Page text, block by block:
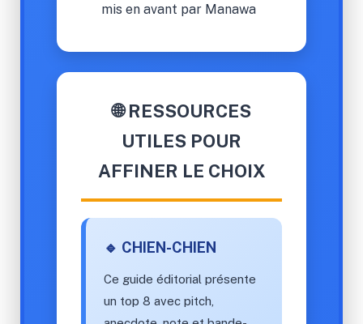
mis en avant par Manawa
🌐 RESSOURCES
UTILES POUR
AFFINER LE CHOIX
🔹 CHIEN-CHIEN
Ce guide éditorial présente
un top 8 avec pitch,